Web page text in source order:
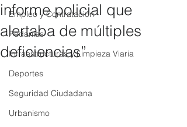
Empleo y Contratación
Pedanías
Infraestructuras y Limpieza Viaria
Deportes
Seguridad Ciudadana
Urbanismo
informe policial que
alertaba de múltiples
deficiencias”